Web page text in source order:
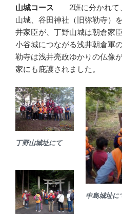
山城コース 2班に分かれて、
山城、谷田神社（旧弥勒寺）
井家臣が、丁野山城は朝倉家
小谷城につながる浅井朝倉軍
勒寺は浅井亮政ゆかりの仏像
家にも庇護されました。
中島城址に
丁野山城址にて